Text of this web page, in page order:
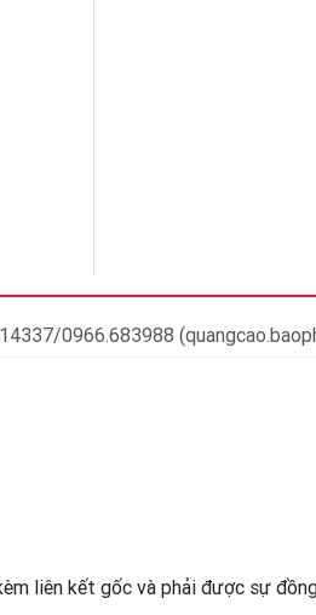
0966.683988
liên kết gốc và phải được sự